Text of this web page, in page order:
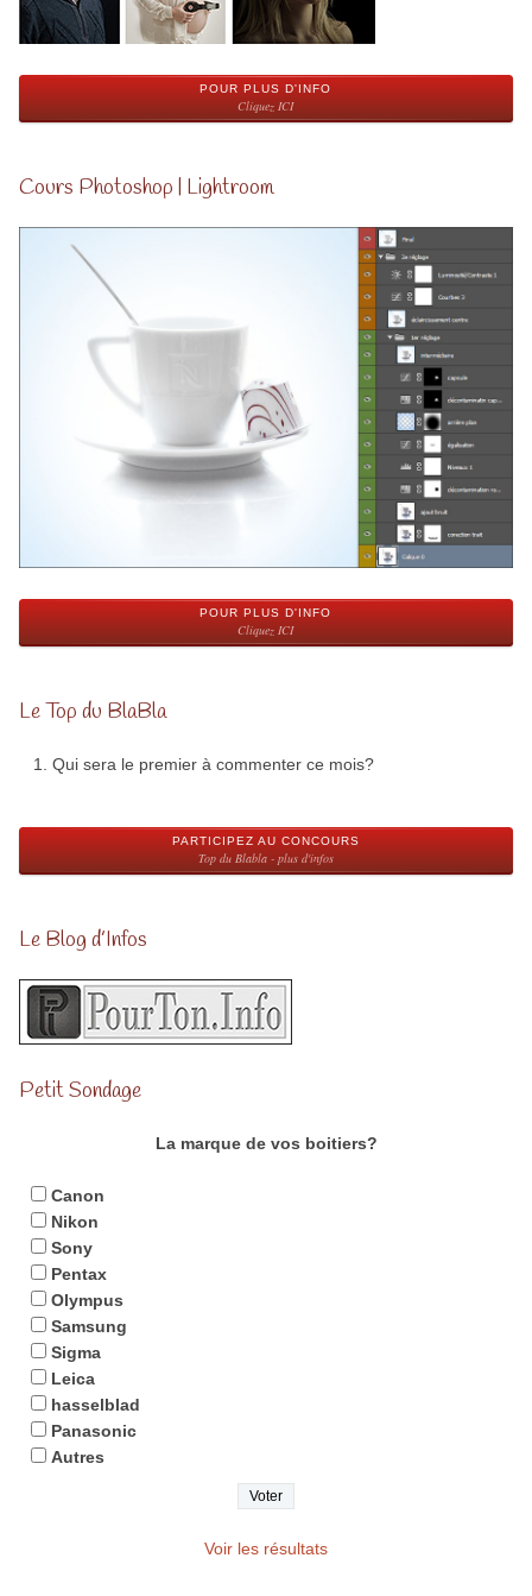
POUR PLUS D'INFO
Cliquez ICI
Cours Photoshop | Lightroom
POUR PLUS D'INFO
Cliquez ICI
Le Top du BlaBla
Qui sera le premier à commenter ce mois?
PARTICIPEZ AU CONCOURS
Top du Blabla - plus d'infos
Le Blog d’Infos
Petit Sondage
La marque de vos boitiers?
Canon
Nikon
Sony
Pentax
Olympus
Samsung
Sigma
Leica
hasselblad
Panasonic
Autres
Voir les résultats